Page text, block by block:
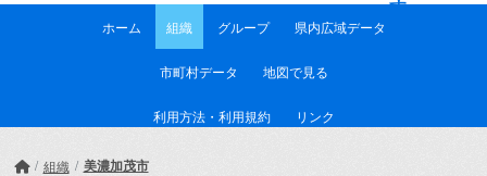
す
ホーム 組織 グループ 県内広域データ
市町村データ 地図で見る
利用方法・利用規約 リンク
組織 美濃加茂市